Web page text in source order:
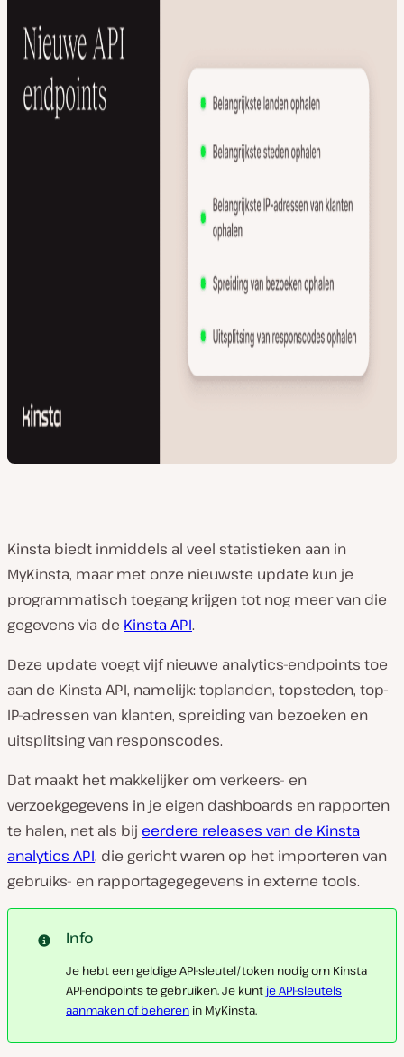
Kinsta biedt inmiddels al veel statistieken aan in
MyKinsta, maar met onze nieuwste update kun je
programmatisch toegang krijgen tot nog meer van die
gegevens via de Kinsta API.
Deze update voegt vijf nieuwe analytics-endpoints toe
aan de Kinsta API, namelijk: toplanden, topsteden, top-
IP-adressen van klanten, spreiding van bezoeken en
uitsplitsing van responscodes.
Dat maakt het makkelijker om verkeers- en
verzoekgegevens in je eigen dashboards en rapporten
te halen, net als bij eerdere releases van de Kinsta
analytics API, die gericht waren op het importeren van
gebruiks- en rapportagegegevens in externe tools.
Info
Je hebt een geldige API-sleutel/token nodig om Kinsta
API-endpoints te gebruiken. Je kunt je API-sleutels
aanmaken of beheren in MyKinsta.